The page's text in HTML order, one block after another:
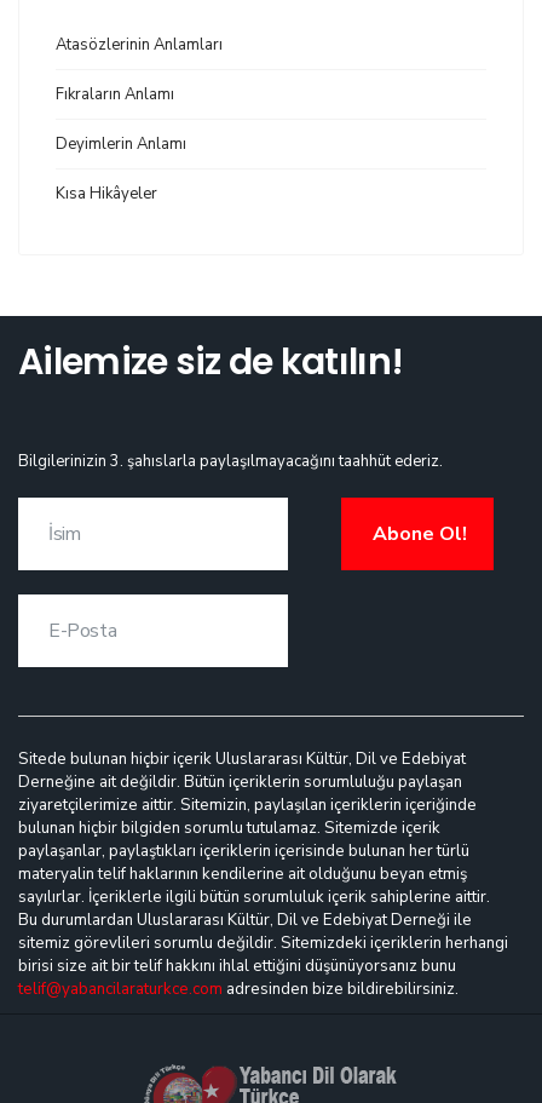
Atasözlerinin Anlamları
Fıkraların Anlamı
Deyimlerin Anlamı
Kısa Hikâyeler
Ailemize siz de katılın!
Bilgilerinizin 3. şahıslarla paylaşılmayacağını taahhüt ederiz.
Abone Ol!
Sitede bulunan hiçbir içerik Uluslararası Kültür, Dil ve Edebiyat
Derneğine ait değildir. Bütün içeriklerin sorumluluğu paylaşan
ziyaretçilerimize aittir. Sitemizin, paylaşılan içeriklerin içeriğinde
bulunan hiçbir bilgiden sorumlu tutulamaz. Sitemizde içerik
paylaşanlar, paylaştıkları içeriklerin içerisinde bulunan her türlü
materyalin telif haklarının kendilerine ait olduğunu beyan etmiş
sayılırlar. İçeriklerle ilgili bütün sorumluluk içerik sahiplerine aittir.
Bu durumlardan Uluslararası Kültür, Dil ve Edebiyat Derneği ile
sitemiz görevlileri sorumlu değildir. Sitemizdeki içeriklerin herhangi
birisi size ait bir telif hakkını ihlal ettiğini düşünüyorsanız bunu
telif@yabancilaraturkce.com adresinden bize bildirebilirsiniz.